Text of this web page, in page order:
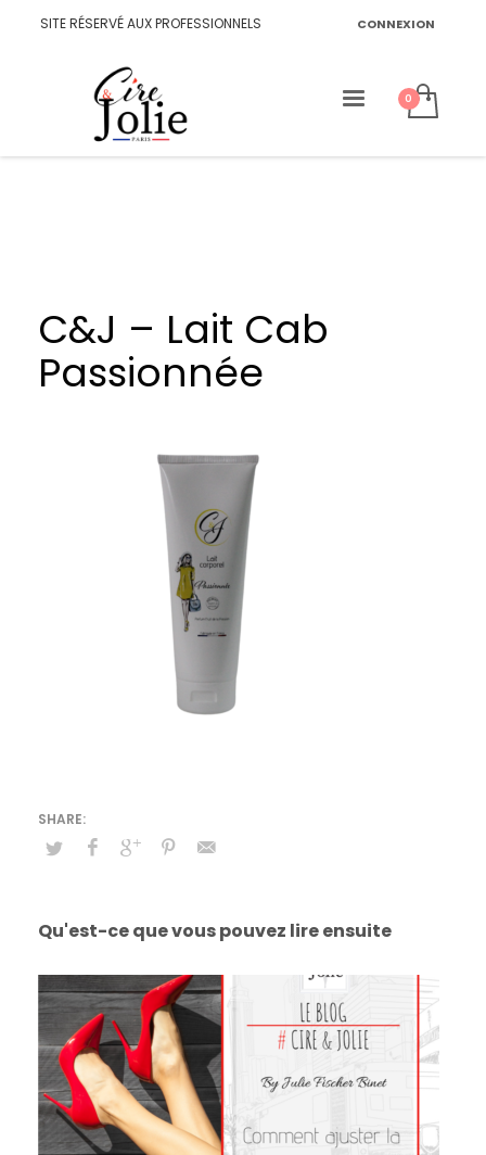
SITE RÉSERVÉ AUX PROFESSIONNELS CONNEXION
C&J – Lait Cab
Passionnée
Qu'est-ce que vous pouvez lire ensuite